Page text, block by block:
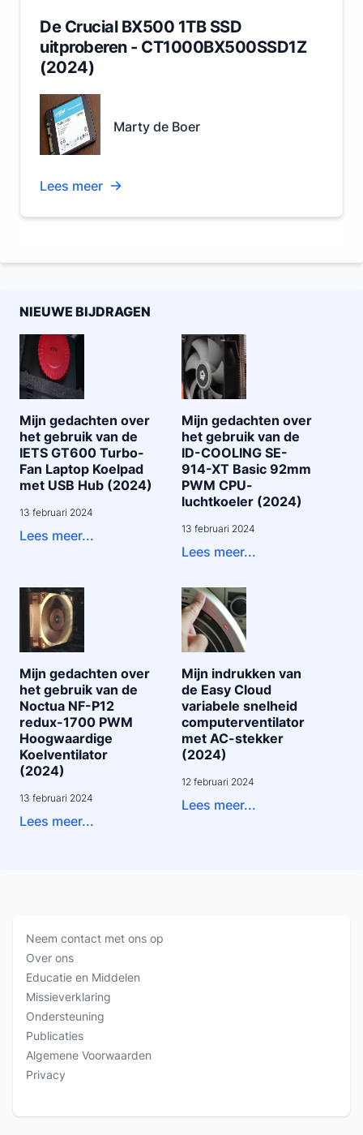
De Crucial BX500 1TB SSD
uitproberen - CT1000BX500SSD1Z
(2024)
Marty de Boer
Lees meer
NIEUWE BIJDRAGEN
Mijn gedachten over
het gebruik van de
IETS GT600 Turbo-
Fan Laptop Koelpad
met USB Hub (2024)
13 februari 2024
Lees meer...
Mijn gedachten over
het gebruik van de
ID-COOLING SE-
914-XT Basic 92mm
PWM CPU-
luchtkoeler (2024)
13 februari 2024
Lees meer...
Mijn gedachten over
het gebruik van de
Noctua NF-P12
redux-1700 PWM
Hoogwaardige
Koelventilator
(2024)
13 februari 2024
Lees meer...
Mijn indrukken van
de Easy Cloud
variabele snelheid
computerventilator
met AC-stekker
(2024)
12 februari 2024
Lees meer...
Neem contact met ons op
Over ons
Educatie en Middelen
Missieverklaring
Ondersteuning
Publicaties
Algemene Voorwaarden
Privacy